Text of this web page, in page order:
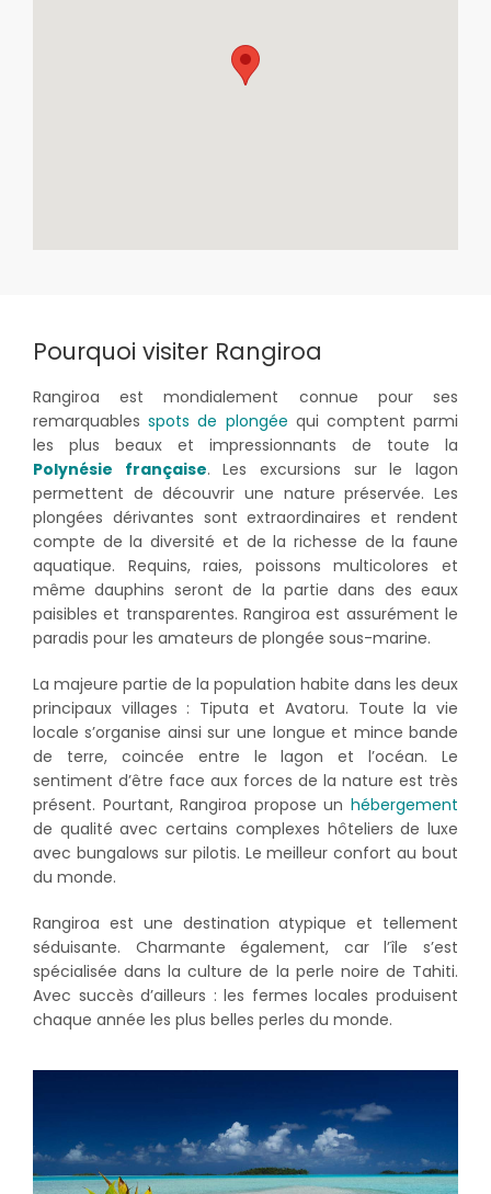
Pourquoi visiter Rangiroa
Rangiroa est mondialement connue pour ses
remarquablesspots de plongée qui comptent parmi
les plus beaux et impressionnants de toute la
Polynésie française. Les excursions sur le lagon
permettent de découvrir une nature préservée. Les
plongées dérivantes sont extraordinaires et rendent
compte de la diversité et de la richesse de la faune
aquatique. Requins, raies, poissons multicolores et
même dauphins seront de la partie dans des eaux
paisibles et transparentes. Rangiroa est assurément le
paradis pour les amateurs de plongée sous-marine.
La majeure partie de la population habite dans les deux
principaux villages : Tiputa et Avatoru. Toute la vie
locale s’organise ainsi sur une longue et mince bande
de terre, coincée entre le lagon et l’océan. Le
sentiment d’être face aux forces de la nature est très
présent. Pourtant, Rangiroa propose unhébergement
de qualité avec certains complexes hôteliers de luxe
avec bungalows sur pilotis. Le meilleur confort au bout
du monde.
Rangiroa est une destination atypique et tellement
séduisante. Charmante également, car l’île s’est
spécialisée dans la culture de la perle noire de Tahiti.
Avec succès d’ailleurs : les fermes locales produisent
chaque année les plus belles perles du monde.